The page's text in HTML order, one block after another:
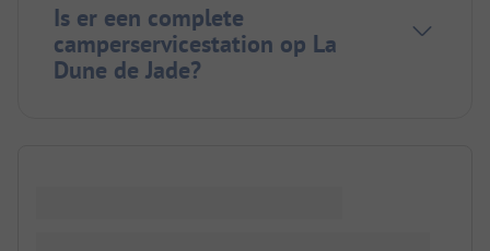
Is er een complete
camperservicestation op La
Dune de Jade?